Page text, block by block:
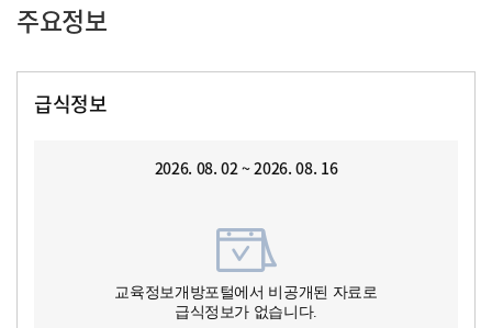
주요정보
급식정보
2026. 08. 02 ~ 2026. 08. 16
교육정보개방포털에서 비공개된 자료로
급식정보가 없습니다.